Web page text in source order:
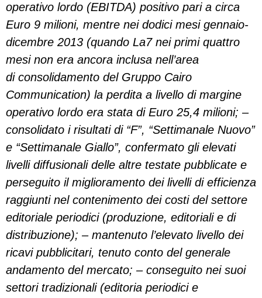
operativo lordo (EBITDA) positivo pari a circa
Euro 9 milioni, mentre nei dodici mesi gennaio-
dicembre 2013 (quando La7 nei primi quattro
mesi non era ancora inclusa nell’area
di consolidamento del Gruppo Cairo
Communication) la perdita a livello di margine
operativo lordo era stata di Euro 25,4 milioni; –
consolidato i risultati di “F”, “Settimanale Nuovo”
e “Settimanale Giallo”, confermato gli elevati
livelli diffusionali delle altre testate pubblicate e
perseguito il miglioramento dei livelli di efficienza
raggiunti nel contenimento dei costi del settore
editoriale periodici (produzione, editoriali e di
distribuzione); – mantenuto l’elevato livello dei
ricavi pubblicitari, tenuto conto del generale
andamento del mercato; – conseguito nei suoi
settori tradizionali (editoria periodici e